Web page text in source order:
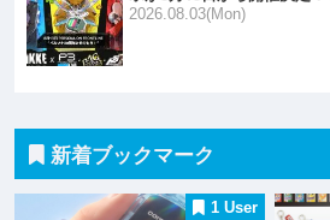
2026.08.03(Mon)
新着ブックマーク
1 User